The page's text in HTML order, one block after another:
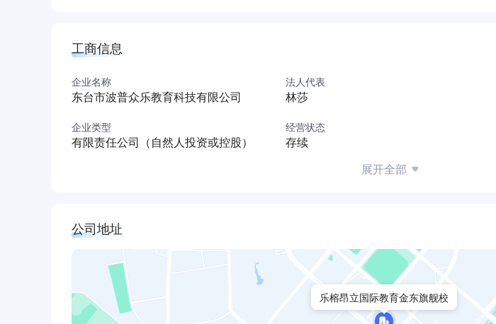
工商信息
企业名称
东台市波普众乐教育科技有限公司
法人代表
林莎
企业类型
有限责任公司（自然人投资或控股）
经营状态
存续
展开全部
公司地址
乐榕昂立国际教育金东旗舰校